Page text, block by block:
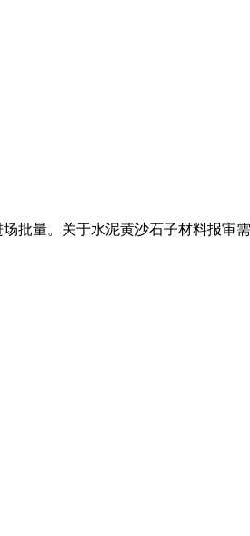
批量。关于水泥黄沙石子材料报审